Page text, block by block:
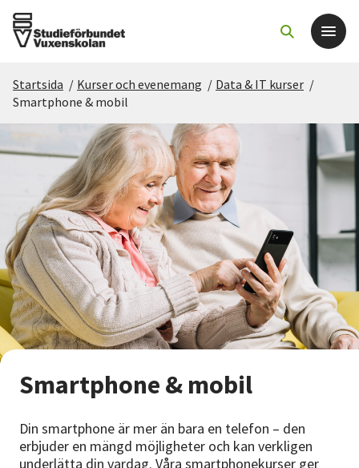
Det här gör vi
För dig som
Sök kurser och evenemang
Om SV
Starta studiecirkel
Cirkelledare
Startsida / Kurser och evenemang / Data & IT kurser /
Smartphone & mobil
Smartphone & mobil
Din smartphone är mer än bara en telefon – den
erbjuder en mängd möjligheter och kan verkligen
underlätta din vardag. Våra smartphonekurser ger